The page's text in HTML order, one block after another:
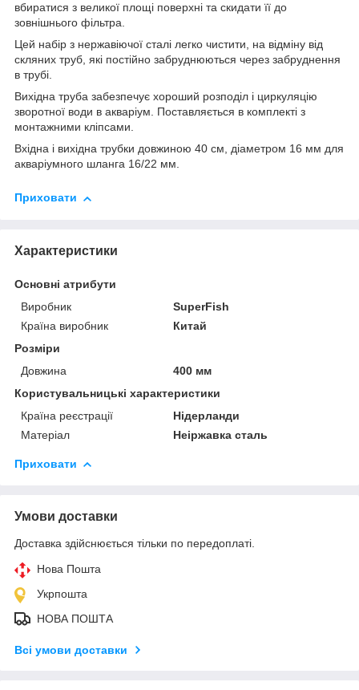
вбиратися з великої площі поверхні та скидати її до
зовнішнього фільтра.
Цей набір з нержавіючої сталі легко чистити, на відміну від
скляних труб, які постійно забруднюються через забруднення
в трубі.
Вихідна труба забезпечує хороший розподіл і циркуляцію
зворотної води в акваріум. Поставляється в комплекті з
монтажними кліпсами.
Вхідна і вихідна трубки довжиною 40 см, діаметром 16 мм для
акваріумного шланга 16/22 мм.
Приховати
Характеристики
Основні атрибути
Виробник
SuperFish
Країна виробник
Китай
Розміри
Довжина
400 мм
Користувальницькі характеристики
Країна реєстрації
Нідерланди
Матеріал
Неіржавка сталь
Приховати
Умови доставки
Доставка здійснюється тільки по передоплаті.
Нова Пошта
Укрпошта
НОВА ПОШТА
Всі умови доставки